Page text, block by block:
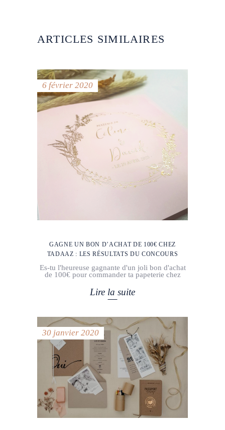
ARTICLES SIMILAIRES
6 février 2020
GAGNE UN BON D’ACHAT DE 100€ CHEZ
TADAAZ : LES RÉSULTATS DU CONCOURS
Es-tu l'heureuse gagnante d'un joli bon d'achat
de 100€ pour commander ta papeterie chez
Lire la suite
30 janvier 2020